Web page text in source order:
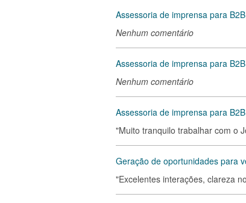
Assessoria de imprensa para
Nenhum comentário
Assessoria de imprensa para
Nenhum comentário
Assessoria de imprensa para
"Muito tranquilo trabalhar com o
Geração de oportunidades para
"Excelentes interações, clareza